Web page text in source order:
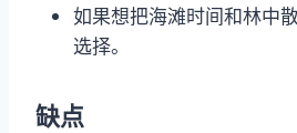
如果想把海滩时间和林中
选择。
缺点